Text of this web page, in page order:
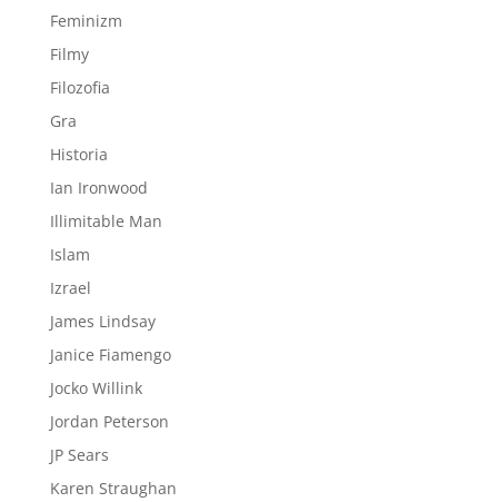
Feminizm
Filmy
Filozofia
Gra
Historia
Ian Ironwood
Illimitable Man
Islam
Izrael
James Lindsay
Janice Fiamengo
Jocko Willink
Jordan Peterson
JP Sears
Karen Straughan